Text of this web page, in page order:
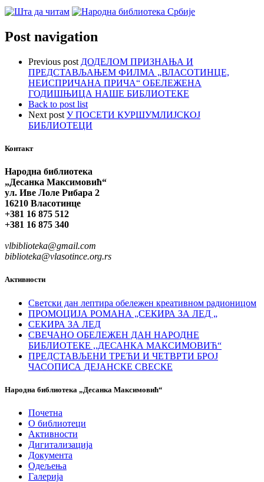
Post navigation
Previous post ДОДЕЛОМ ПРИЗНАЊА И
ПРЕДСТАВЉАЊЕМ ФИЛМА „ВЛАСОТИНЦЕ,
НЕИСПРИЧАНА ПРИЧА“ ОБЕЛЕЖЕНА
ГОДИШЊИЦА НАШЕ БИБЛИОТЕКЕ
Back to post list
Next post У ПОСЕТИ КУРШУМЛИЈСКОЈ
БИБЛИОТЕЦИ
Контакт
Народна библиотека
„Десанка Максимовић“
ул. Иве Лоле Рибара 2
16210 Власотинце
+381 16 875 512
+381 16 875 340
vlbiblioteka@gmail.com
biblioteka@vlasotince.org.rs
Активности
Светски дан лептира обележен креативном радионицом
ПРОМОЦИЈА РОМАНА „СЕКИРА ЗА ЛЕД „
СЕКИРА ЗА ЛЕД
СВЕЧАНО ОБЕЛЕЖЕН ДАН НАРОДНЕ
БИБЛИОТЕКЕ ,,ДЕСАНКА МАКСИМОВИЋ“
ПРЕДСТАВЉЕНИ ТРЕЋИ И ЧЕТВРТИ БРОЈ
ЧАСОПИСА ДЕЈАНСКЕ СВЕСКЕ
Народна библиотека „Десанка Максимовић“
Почетна
О библиотеци
Активности
Дигитализација
Документа
Одељења
Галерија